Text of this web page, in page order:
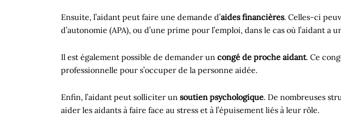
Ensuite, l’aidant peut faire une demande d’aides financières. Celles-ci
d’autonomie (APA), ou d’une prime pour l’emploi, dans le cas où l’aidant a
Il est également possible de demander un congé de proche aidant. Ce
professionnelle pour s’occuper de la personne aidée.
Enfin, l’aidant peut solliciter un soutien psychologique. De nombreuses
aider les aidants à faire face au stress et à l’épuisement liés à leur rôle.